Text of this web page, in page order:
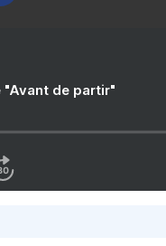
"Avant de partir"